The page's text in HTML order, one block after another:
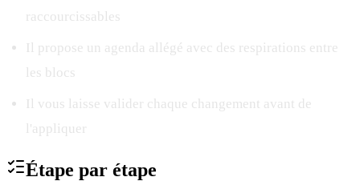
raccourcissables
Il propose un agenda allégé avec des respirations entre
les blocs
Il vous laisse valider chaque changement avant de
l'appliquer
Étape par étape